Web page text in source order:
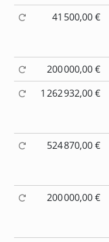
41 500,00 €
200 000,00 €
1 262 932,00 €
524 870,00 €
200 000,00 €